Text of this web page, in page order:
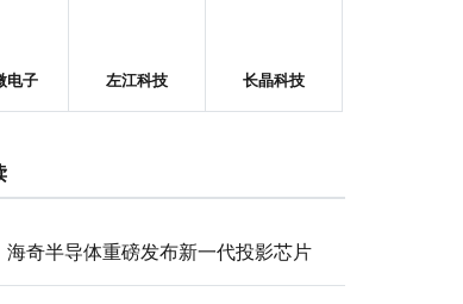
电子 左江科技 长晶科技
海奇半导体重磅发布新一代投影芯片